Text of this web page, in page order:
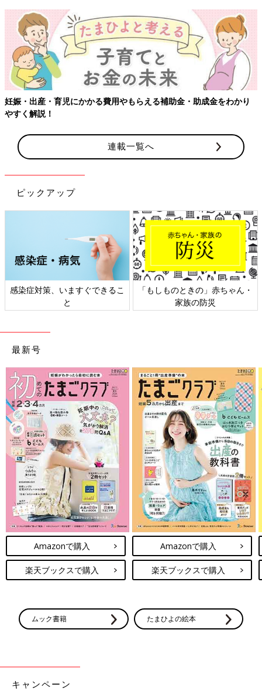
【ワクチン接種できるものも】妊婦の感染症対策、知っておいて！
連載一覧へ
ピックアップ
日本外来小児科学会リーフレッ
ト検討会
六星占術 細木かおりさんの人生
相談
最新号
Amazonで購入
楽天ブックスで購入
Amazonで購入
楽天ブックスで購入
ムック書籍 たまひよの絵本
キャンペーン